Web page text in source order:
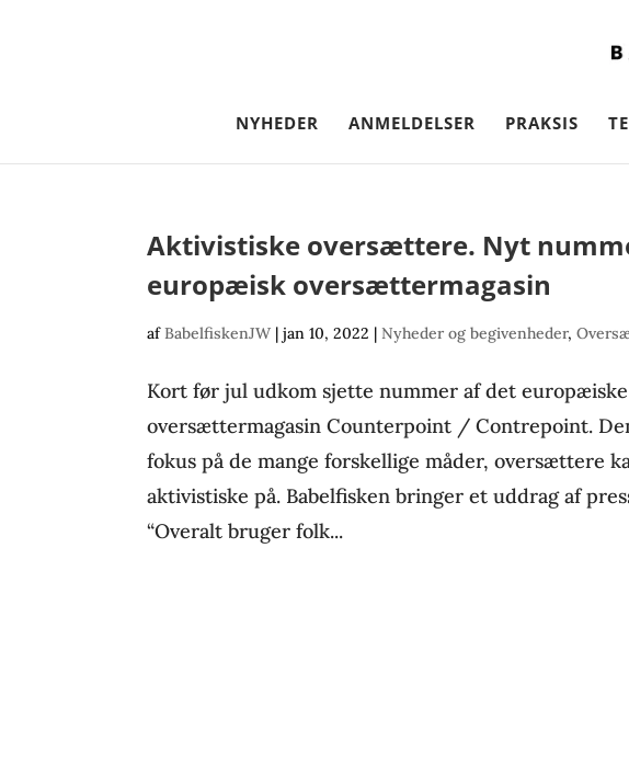
NYHEDER ANMELDELSER PRAKSIS
Aktivistiske oversættere. Nyt
europæisk oversættermagasin
afBabelfiskenJW |jan 10, 2022 |Nyheder og begivenheder,
Kort før jul udkom sjette nummer af det europæiske
oversættermagasin Counterpoint / Contrepoint.
fokus på de mange forskellige måder, oversættere
aktivistiske på. Babelfisken bringer et uddrag af
“Overalt bruger folk...